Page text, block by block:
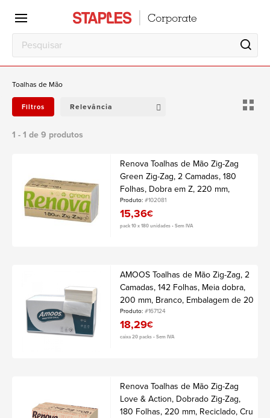
Escritório
Local
trabalho
Toalhas de Mão
Filtros Relevância
1 - 1 de 9 produtos
Renova Toalhas de Mão Zig-Zag
Green Zig-Zag, 2 Camadas, 180
Folhas, Dobra em Z, 220 mm,
Branco, Pack 10 Unidades
Produto:#102081
15,36€
pack 10 x 180 unidades • Sem IVA
AMOOS Toalhas de Mão Zig-Zag, 2
Camadas, 142 Folhas, Meia dobra,
200 mm, Branco, Embalagem de 20
Packs
Produto:#167124
18,29€
caixa 20 packs • Sem IVA
Renova Toalhas de Mão Zig-Zag
Love & Action, Dobrado Zig-Zag,
180 Folhas, 220 mm, Reciclado, Cru